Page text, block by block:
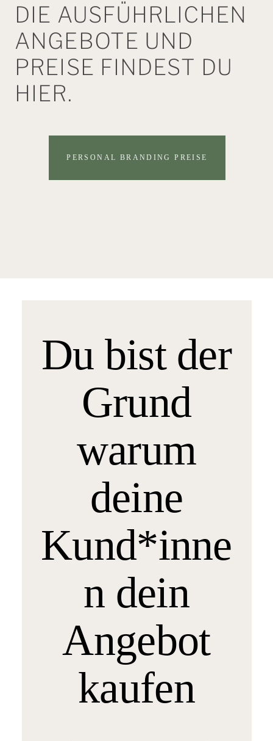
DIE AUSFÜHRLICHEN
ANGEBOTE UND
PREISE FINDEST DU
HIER.
PERSONAL BRANDING PREISE
Du bist der
Grund
warum
deine
Kund*inne
n dein
Angebot
kaufen